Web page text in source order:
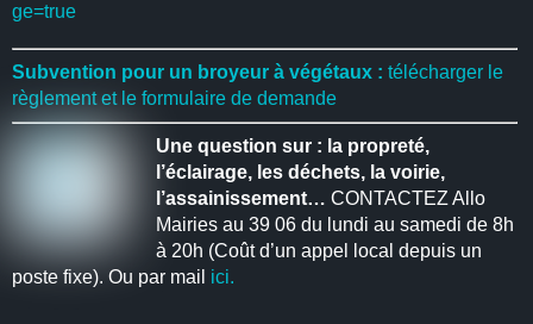
ge=true
Subvention pour un broyeur à végétaux : télécharger le
règlement et le formulaire de demande
Une question sur : la propreté,
l’éclairage, les déchets, la voirie,
l’assainissement… CONTACTEZ Allo
Mairies au 39 06 du lundi au samedi de 8h
à 20h (Coût d’un appel local depuis un
poste fixe). Ou par mail ici.